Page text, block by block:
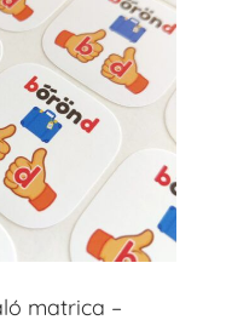
matrica –